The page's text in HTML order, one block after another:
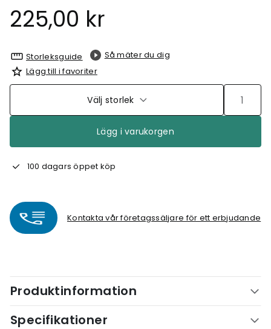
225,00 kr
Storleksguide
Så mäter du dig
Lägg till i favoriter
Välj storlek
Lägg i varukorgen
100 dagars öppet köp
Kontakta vår företagssäljare för ett erbjudande
Produktinformation
Specifikationer